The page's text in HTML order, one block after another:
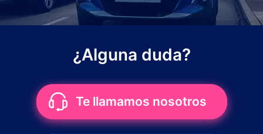
¿Alguna duda?
Te llamamos nosotros